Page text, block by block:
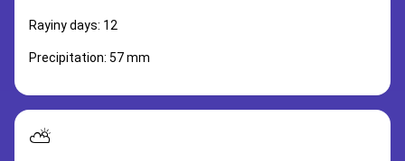
Rayiny days: 12
Precipitation: 57 mm
⛅